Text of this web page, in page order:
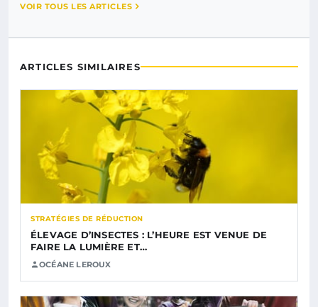
VOIR TOUS LES ARTICLES
ARTICLES SIMILAIRES
STRATÉGIES DE RÉDUCTION
ÉLEVAGE D’INSECTES : L’HEURE EST VENUE DE
FAIRE LA LUMIÈRE ET…
OCÉANE LEROUX